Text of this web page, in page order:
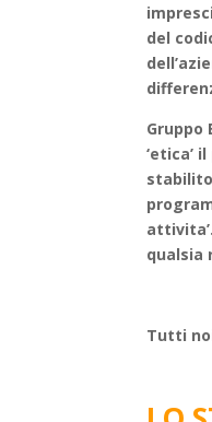
del
‘etica’
qualsia
Tutti